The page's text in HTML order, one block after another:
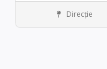
Antique storesDirecţie